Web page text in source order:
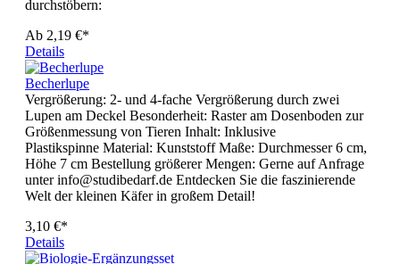
durchstöbern:
Ab 2,19 €*
Details
Becherlupe
Vergrößerung: 2- und 4-fache Vergrößerung durch zwei
Lupen am Deckel Besonderheit: Raster am Dosenboden zur
Größenmessung von Tieren Inhalt: Inklusive
Plastikspinne Material: Kunststoff Maße: Durchmesser 6 cm,
Höhe 7 cm Bestellung größerer Mengen: Gerne auf Anfrage
unter info@studibedarf.de Entdecken Sie die faszinierende
Welt der kleinen Käfer in großem Detail!
3,10 €*
Details